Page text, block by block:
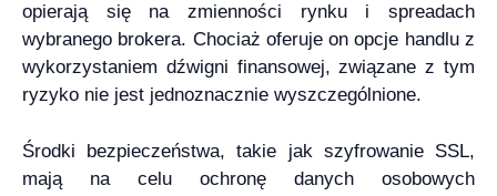
opierają się na zmienności rynku i spreadach
wybranego brokera. Chociaż oferuje on opcje handlu z
wykorzystaniem dźwigni finansowej, związane z tym
ryzyko nie jest jednoznacznie wyszczególnione.
Środki bezpieczeństwa, takie jak szyfrowanie SSL,
mają na celu ochronę danych osobowych